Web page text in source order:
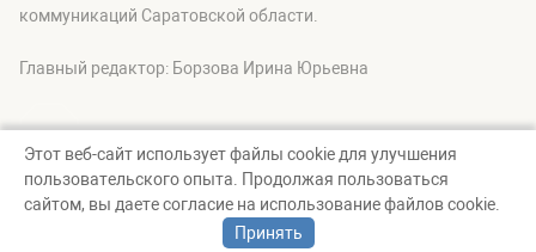
коммуникаций Саратовской области.
Главный редактор: Борзова Ирина Юрьевна
© Вестник Татищевского муниципального района, 2026
Создание сайта — nopreset
Этот веб-сайт использует файлы cookie для улучшения
пользовательского опыта. Продолжая пользоваться
сайтом, вы даете согласие на использование файлов cookie.
Принять